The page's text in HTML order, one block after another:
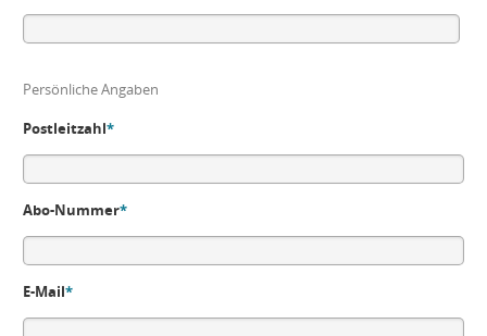
Persönliche Angaben
Postleitzahl*
Abo-Nummer*
E-Mail*